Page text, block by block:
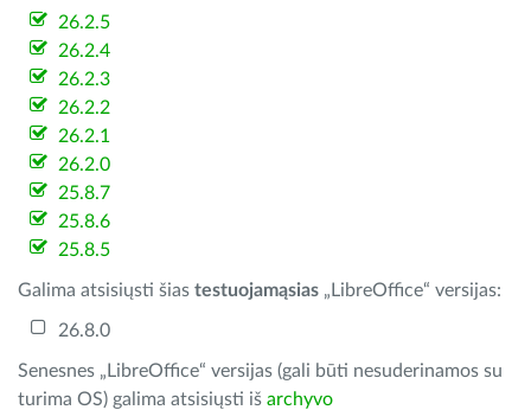
26.2.5
26.2.4
26.2.3
26.2.2
26.2.1
26.2.0
25.8.7
25.8.6
25.8.5
Galima atsisiųsti šias testuojamąsias „LibreOffice“ versijas:
26.8.0
Senesnes „LibreOffice“ versijas (gali būti nesuderinamos su
turima OS) galima atsisiųsti iš archyvo